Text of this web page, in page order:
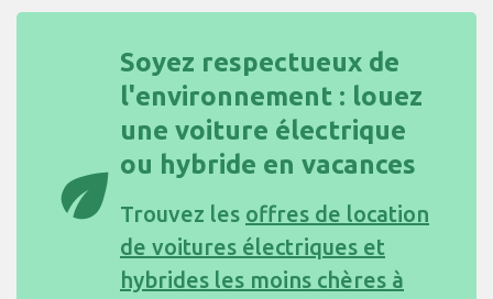
eco
Soyez respectueux de
l'environnement : louez
une voiture électrique
ou hybride en vacances
Trouvez les offres de location
de voitures électriques et
hybrides les moins chères à